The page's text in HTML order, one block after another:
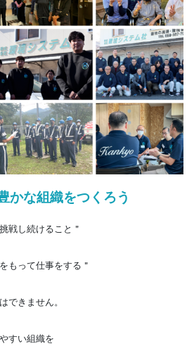
かな組織をつくろう
戦し続けること＂
もって仕事をする＂
できません。
すい組織を